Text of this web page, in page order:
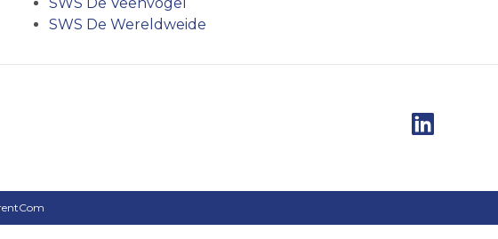
SWS De Wereldweide